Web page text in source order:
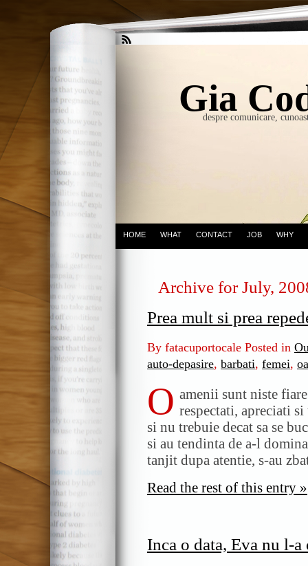
Gia
despre comunicare,
HOME WHAT CONTACT JOB WHY
Archive for July,
Prea mult si prea
By fatacuportocale Posted in
auto-depasire, barbati, femei,
O amenii sunt niste
respectati, apreciati
si nu trebuie decat sa se
si au tendinta de a-l
tanjit dupa atentie, s-au
Read the rest of this entry »
Inca o data, Eva nu l-